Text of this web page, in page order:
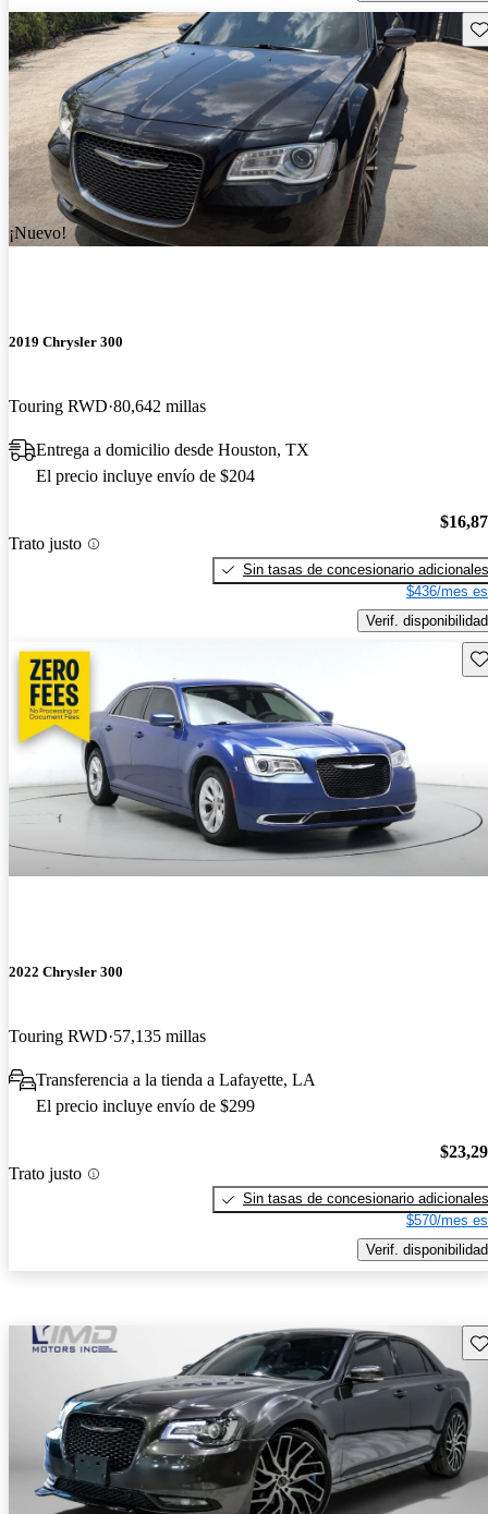
¡Nuevo!
2019 Chrysler 300
Touring RWD 80,642 millas
Entrega a domicilio desde Houston, TX
El precio incluye envío de $204
Trato justo
Sin tasas de concesionario adicionales
$436/mes
Verif. disponibilidad
2022 Chrysler 300
Touring RWD 57,135 millas
Transferencia a la tienda a Lafayette, LA
El precio incluye envío de $299
Trato justo
Sin tasas de concesionario adicionales
$570/mes
Verif. disponibilidad